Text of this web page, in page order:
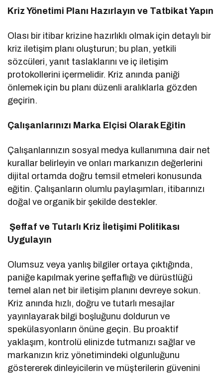
Kriz Yönetimi Planı Hazırlayın ve Tatbikat Yapın
Olası bir itibar krizine hazırlıklı olmak için detaylı bir
kriz iletişim planı oluşturun; bu plan, yetkili
sözcüleri, yanıt taslaklarını ve iç iletişim
protokollerini içermelidir. Kriz anında paniği
önlemek için bu planı düzenli aralıklarla gözden
geçirin.
Çalışanlarınızı Marka Elçisi Olarak Eğitin
Çalışanlarınızın sosyal medya kullanımına dair net
kurallar belirleyin ve onları markanızın değerlerini
dijital ortamda doğru temsil etmeleri konusunda
eğitin. Çalışanların olumlu paylaşımları, itibarınızı
doğal ve organik bir şekilde destekler.
Şeffaf ve Tutarlı Kriz İletişimi Politikası
Uygulayın
Olumsuz veya yanlış bilgiler ortaya çıktığında,
paniğe kapılmak yerine şeffaflığı ve dürüstlüğü
temel alan net bir iletişim planını devreye sokun.
Kriz anında hızlı, doğru ve tutarlı mesajlar
yayınlayarak bilgi boşluğunu doldurun ve
spekülasyonların önüne geçin. Bu proaktif
yaklaşım, kontrolü elinizde tutmanızı sağlar ve
markanızın kriz yönetimindeki olgunluğunu
göstererek dinleyicilerin ve müşterilerin güvenini